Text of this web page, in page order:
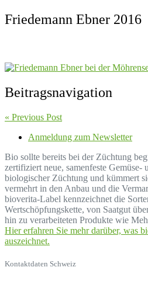
Friedemann Ebner 2016
Beitragsnavigation
« Previous Post
Anmeldung zum Newsletter
Bio sollte bereits bei der Züchtung
zertifiziert neue, samenfeste Gemüse-
biologischer Züchtung und kümmert
vermehrt in den Anbau und die
bioverita-Label kennzeichnet die
Wertschöpfungskette, von Saatgut
hin zu verarbeiteten Produkte wie
Hier erfahren Sie mehr darüber, was
auszeichnet.
Kontaktdaten Schweiz